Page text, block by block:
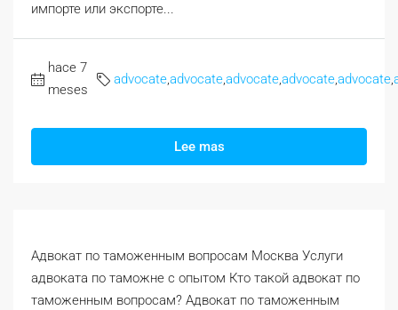
импорте или экспорте...
hace 7
meses
advocateadvocateadvocateadvocateadvocate
Lee mas
Адвокат по таможенным вопросам Москва Услуги
адвоката по таможне с опытом Кто такой адвокат по
таможенным вопросам? Адвокат по таможенным